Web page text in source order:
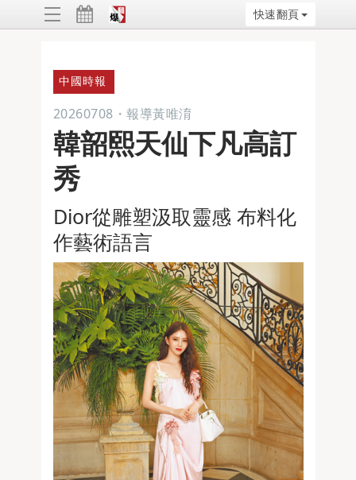
快速翻頁
中國時報
20260708 ・ 報導黃唯淯
韓韶熙天仙下凡高訂
秀
Dior從雕塑汲取靈感 布料化
作藝術語言